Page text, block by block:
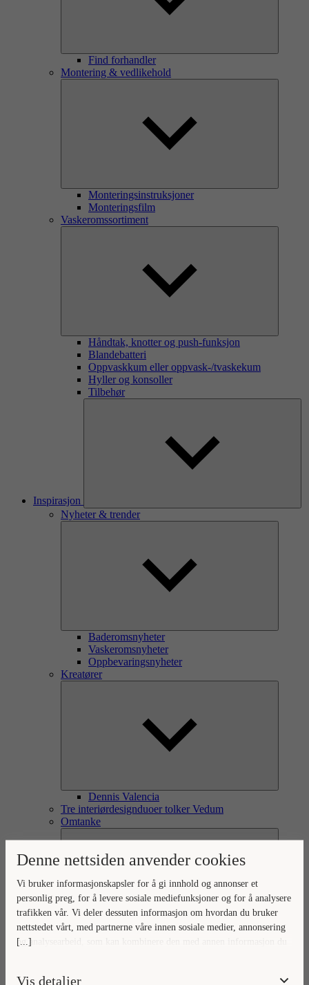
Denne nettsiden anvender cookies
[...]
Vi bruker informasjonskapsler for å gi innhold og annonser et
personlig preg, for å levere sosiale mediefunksjoner og for å analysere
trafikken vår. Vi deler dessuten informasjon om hvordan du bruker
nettstedet vårt, med partnerne våre innen sosiale medier, annonsering
og analysearbeid, som kan kombinere den med annen informasjon du
Vis detaljer
Find forhandler
Montering & vedlikehold
Monteringsinstruksjoner
Monteringsfilm
Vaskeromssortiment
Håndtak, knotter og push-funksjon
Blandebatteri
Oppvaskkum eller oppvask-/tvaskekum
Hyller og konsoller
Tilbehør
Inspirasjon
Nyheter & trender
Baderomsnyheter
Vaskeromsnyheter
Oppbevaringsnyheter
Kreatører
Dennis Valencia
Tre interiørdesignduoer tolker Vedum
Omtanke